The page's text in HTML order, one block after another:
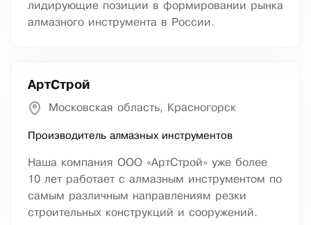
лидирующие позиции в формировании рынка
алмазного инструмента в России.
АртСтрой
Московская область, Красногорск
Производитель алмазных инструментов
Наша компания ООО «АртСтрой» уже более
10 лет работает с алмазным инструментом по
самым различным направлениям резки
строительных конструкций и сооружений.